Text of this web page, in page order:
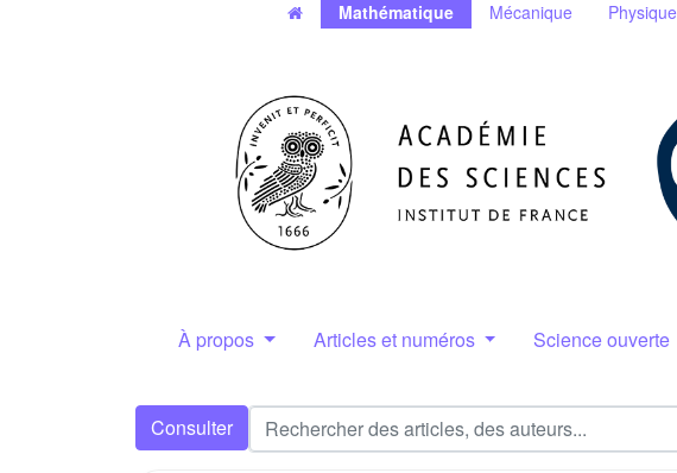
Mathématique Mécanique Physique
À propos Articles et numéros Science ouverte
Consulter